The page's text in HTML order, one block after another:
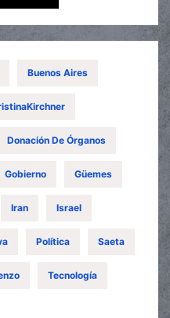
Buenos Aires
Donación De Órganos
Gobierno Güemes
Iran Israel
Política Saeta
Tecnología